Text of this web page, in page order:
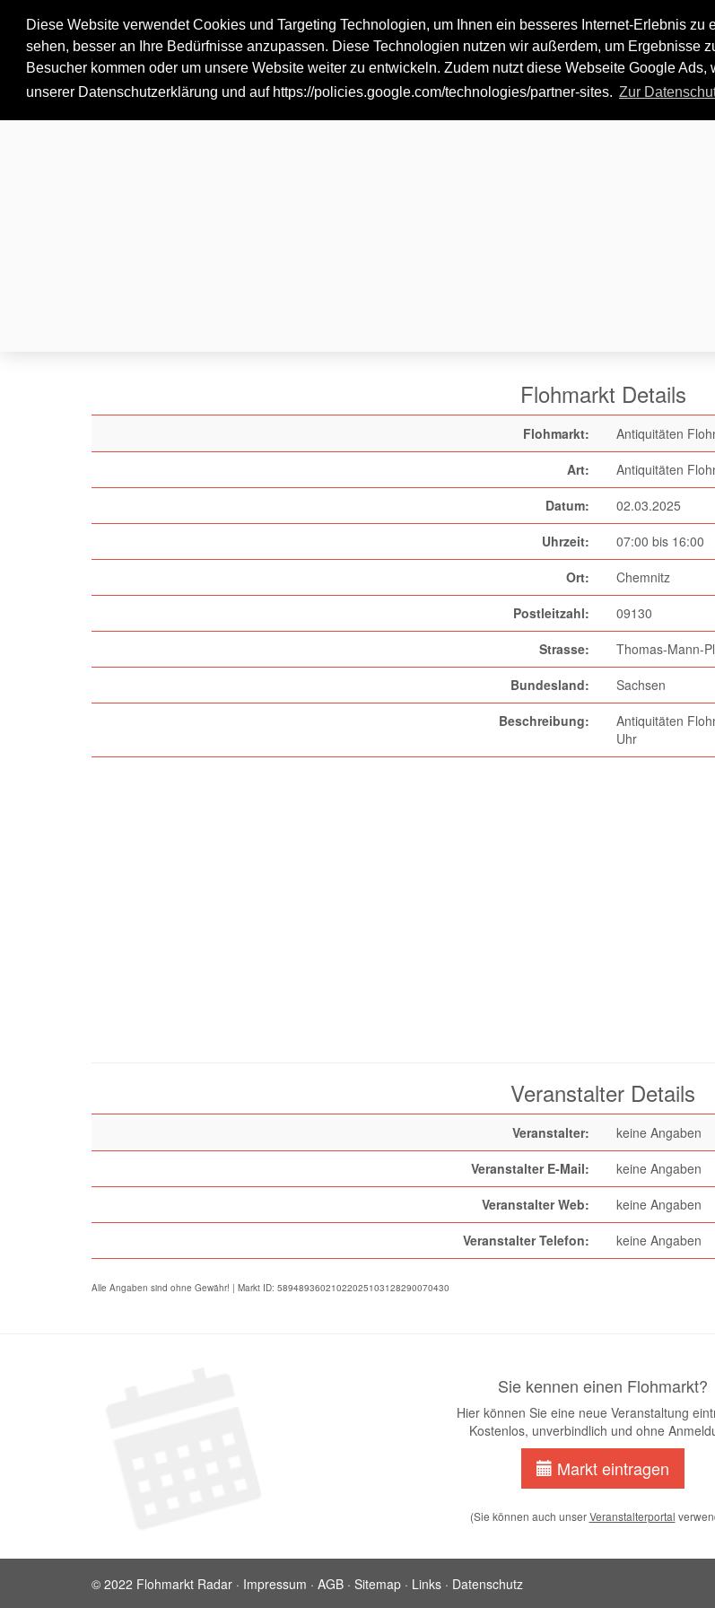
Diese Website verwendet Cookies und Targeting Technologien, um Ihnen ein besseres Internet-Erlebnis zu
sehen, besser an Ihre Bedürfnisse anzupassen. Diese Technologien nutzen wir außerdem, um Ergebnisse
Besucher kommen oder um unsere Website weiter zu entwickeln. Zudem nutzt diese Webseite Google
unserer Datenschutzerklärung und auf https://policies.google.com/technologies/partner-sites. Zur
Flohmärkte Eintragen Für Veranstalter Kontakt Hilfe
Antiquitäten Flohmarkt
Flohmarkt Details
Flohmarkt:
Antiquitäten
Art:
Antiquitäten
Datum:
02.03.2025
Uhrzeit:
07:00 bis 16:00
Ort:
Chemnitz
Postleitzahl:
09130
Strasse:
Thomas-Mann-
Bundesland:
Sachsen
Beschreibung:
Antiquitäten
Uhr
Veranstalter Details
Veranstalter:
keine Angaben
Veranstalter E-Mail:
keine Angaben
Veranstalter Web:
keine Angaben
Veranstalter Telefon:
keine Angaben
Alle Angaben sind ohne Gewähr! | Markt ID: 58948936021022025103128290070430
Sie kennen einen Flohmarkt?
Hier können Sie eine neue Veranstaltung
Kostenlos, unverbindlich und ohne
Markt eintragen
(Sie können auch unserVeranstalterportal
© 2022 Flohmarkt Radar · Impressum · AGB · Sitemap · Links · Datenschutz